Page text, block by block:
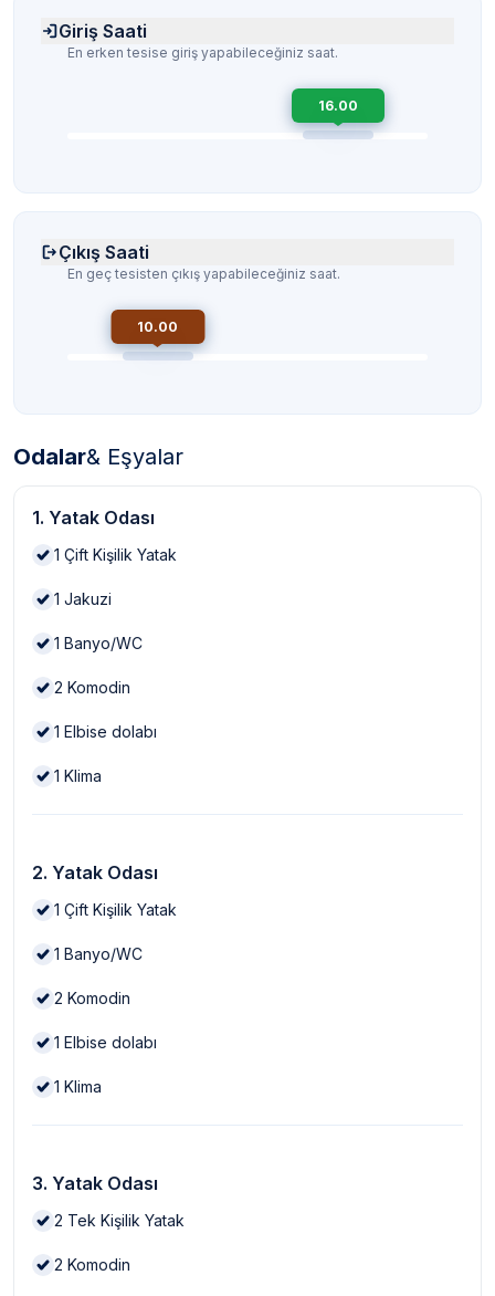
Giriş Saati
En erken tesise giriş yapabileceğiniz saat.
16.00
Çıkış Saati
En geç tesisten çıkış yapabileceğiniz saat.
10.00
Odalar& Eşyalar
1. Yatak Odası
1 Çift Kişilik Yatak
1 Jakuzi
1 Banyo/WC
2 Komodin
1 Elbise dolabı
1 Klima
2. Yatak Odası
1 Çift Kişilik Yatak
1 Banyo/WC
2 Komodin
1 Elbise dolabı
1 Klima
3. Yatak Odası
2 Tek Kişilik Yatak
2 Komodin